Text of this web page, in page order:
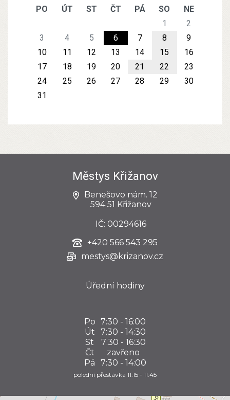
PO ÚT ST ČT PÁ SO
NE
1
2
3
4 5 6 7 8
9
10
11 12 13 14 15
16
17
18 19 20 21 22
23
24
25 26 27 28 29
30
31
Městys Křižanov
Benešovo nám. 12
594 51 Křižanov
IČ: 00294616
+420 566 543 295
mestys@krizanov.cz
Úřední hodiny
Po 7:30 - 16:00
Út
7:30 - 14:30
St
7:30 - 16:30
Čt
zavřeno
Pá
7:30 - 14:00
polední přestávka 11:15 - 11:45